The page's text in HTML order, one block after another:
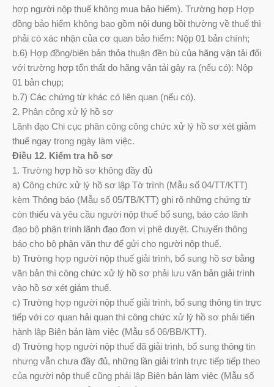
hợp người nộp thuế không mua bảo hiểm). Trường hợp Hợp
đồng bảo hiểm không bao gồm nội dung bồi thường về thuế thì
phải có xác nhận của cơ quan bảo hiểm: Nộp 01 bản chính;
b.6) Hợp đồng/biên bản thỏa thuận đền bù của hãng vận tải đối
với trường hợp tổn thất do hãng vận tải gây ra (nếu có): Nộp
01 bản chụp;
b.7) Các chứng từ khác có liên quan (nếu có).
2. Phân công xử lý hồ sơ
Lãnh đạo Chi cục phân công công chức xử lý hồ sơ xét giảm
thuế ngay trong ngày làm việc.
Điều 12. Kiểm tra hồ sơ
1. Trường hợp hồ sơ không đầy đủ
a) Công chức xử lý hồ sơ lập Tờ trình (Mẫu số 04/TT/KTT)
kèm Thông báo (Mẫu số 05/TB/KTT) ghi rõ những chứng từ
còn thiếu và yêu cầu người nộp thuế bổ sung, báo cáo lãnh
đạo bộ phận trình lãnh đạo đơn vị phê duyệt. Chuyển thông
báo cho bộ phận văn thư để gửi cho người nộp thuế.
b) Trường hợp người nộp thuế giải trình, bổ sung hồ sơ bằng
văn bản thì công chức xử lý hồ sơ phải lưu văn bản giải trình
vào hồ sơ xét giảm thuế.
c) Trường hợp người nộp thuế giải trình, bổ sung thông tin trực
tiếp với cơ quan hải quan thì công chức xử lý hồ sơ phải tiến
hành lập Biên bản làm việc (Mẫu số 06/BB/KTT).
d) Trường hợp người nộp thuế đã giải trình, bổ sung thông tin
nhưng vẫn chưa đầy đủ, những lần giải trình trực tiếp tiếp theo
của người nộp thuế cũng phải lập Biên bản làm việc (Mẫu số